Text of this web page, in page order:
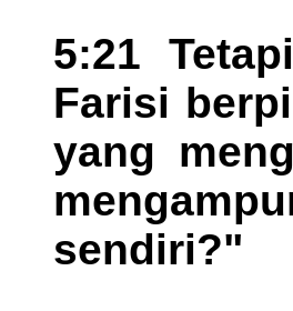
5:21
Farisi
yang
sendiri?"